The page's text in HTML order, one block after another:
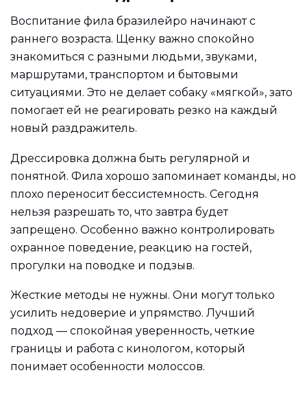
Воспитание фила бразилейро начинают с
раннего возраста. Щенку важно спокойно
знакомиться с разными людьми, звуками,
маршрутами, транспортом и бытовыми
ситуациями. Это не делает собаку «мягкой», зато
помогает ей не реагировать резко на каждый
новый раздражитель.
Дрессировка должна быть регулярной и
понятной. Фила хорошо запоминает команды, но
плохо переносит бессистемность. Сегодня
нельзя разрешать то, что завтра будет
запрещено. Особенно важно контролировать
охранное поведение, реакцию на гостей,
прогулки на поводке и подзыв.
Жесткие методы не нужны. Они могут только
усилить недоверие и упрямство. Лучший
подход — спокойная уверенность, четкие
границы и работа с кинологом, который
понимает особенности молоссов.